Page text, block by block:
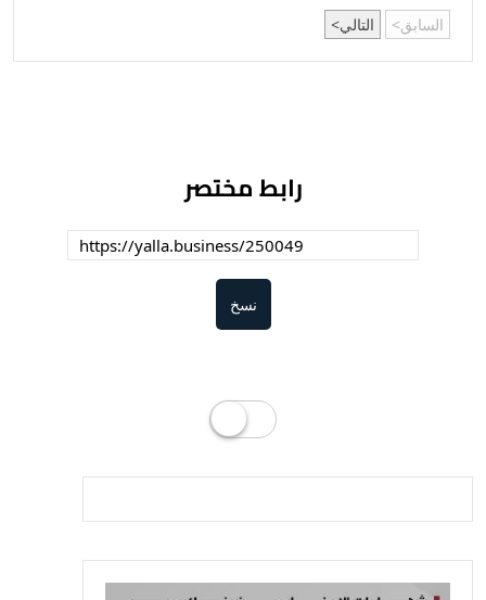
السابق التالي
رابط مختصر
نسخ